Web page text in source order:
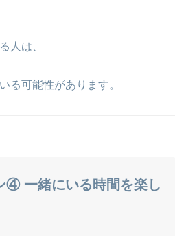
人は、
る可能性があります。
④ 一緒にいる時間を楽し